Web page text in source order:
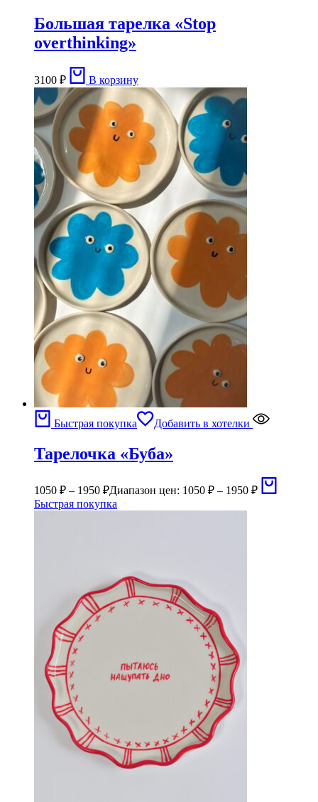
Большая тарелка «Stop
overthinking»
3100 ₽ В корзину
Быстрая покупка Добавить в хотелки
Тарелочка «Буба»
1050 ₽ – 1950 ₽Диапазон цен: 1050 ₽ – 1950 ₽
Быстрая покупка